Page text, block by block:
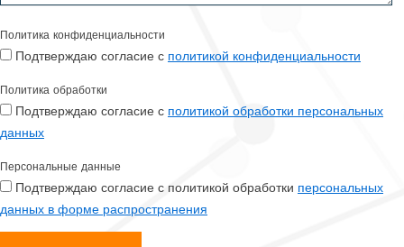
Политика конфиденциальности
Подтверждаю согласие с политикой конфиденциальности
Политика обработки
Подтверждаю согласие с политикой обработки персональных
данных
Персональные данные
Подтверждаю согласие с политикой обработки персональных
данных в форме распространения